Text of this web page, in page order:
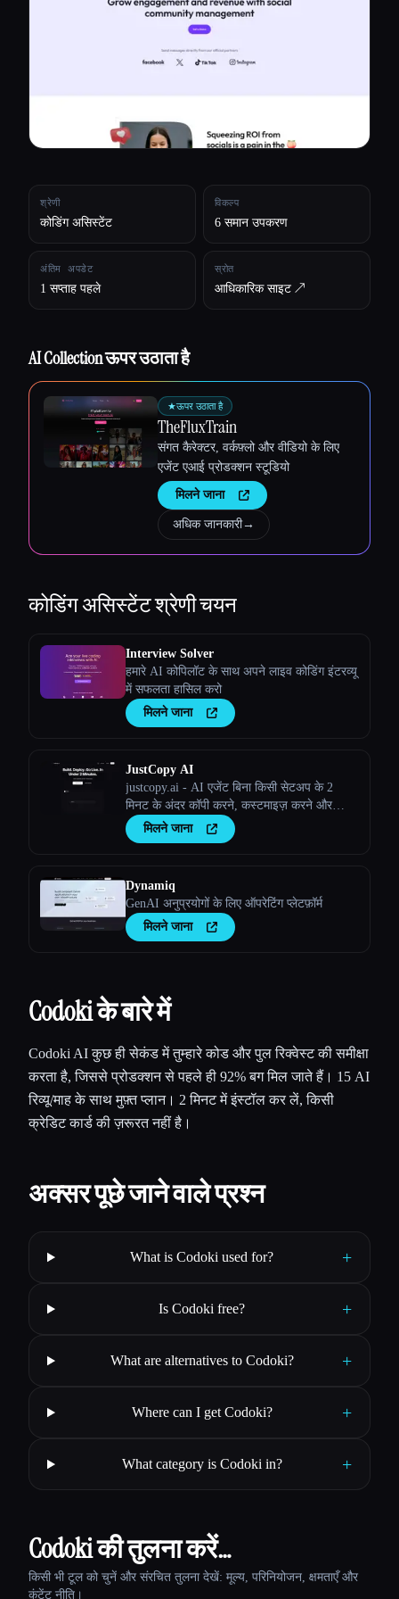
श्रेणी
कोडिंग असिस्टेंट
विकल्प
6 समान उपकरण
अंतिम अपडेट
1 सप्ताह पहले
स्रोत
आधिकारिक साइट ↗︎
AI Collection ऊपर उठाता है
★ऊपर उठाता है
TheFluxTrain
संगत कैरेक्टर, वर्कफ़्लो और वीडियो के लिए
एजेंट एआई प्रोडक्शन स्टूडियो
मिलने जाना
अधिक जानकारी→
कोडिंग असिस्टेंटश्रेणी चयन
Interview Solver
हमारे AI कोपिलॉट के साथ अपने लाइव कोडिंग इंटरव्यू
में सफलता हासिल करो
मिलने जाना
JustCopy AI
justcopy.ai - AI एजेंट बिना किसी सेटअप के 2
मिनट के अंदर कॉपी करने, कस्टमाइज़ करने और
डिप्लॉय करने के लिए
मिलने जाना
Dynamiq
GenAI अनुप्रयोगों के लिए ऑपरेटिंग प्लेटफ़ॉर्म
मिलने जाना
Codoki के बारे में
Codoki AI कुछ ही सेकंड में तुम्हारे कोड और पुल रिक्वेस्ट की समीक्षा
करता है, जिससे प्रोडक्शन से पहले ही 92% बग मिल जाते हैं। 15 AI
रिव्यू/माह के साथ मुफ़्त प्लान। 2 मिनट में इंस्टॉल कर लें, किसी
क्रेडिट कार्ड की ज़रूरत नहीं है।
अक्सर पूछे जाने वाले प्रश्न
What is Codoki used for? +
Is Codoki free? +
What are alternatives to Codoki? +
Where can I get Codoki? +
What category is Codoki in? +
Codoki की तुलना करें…
किसी भी टूल को चुनें और संरचित तुलना देखें: मूल्य, परिनियोजन, क्षमताएँ और
कंटेंट नीति।